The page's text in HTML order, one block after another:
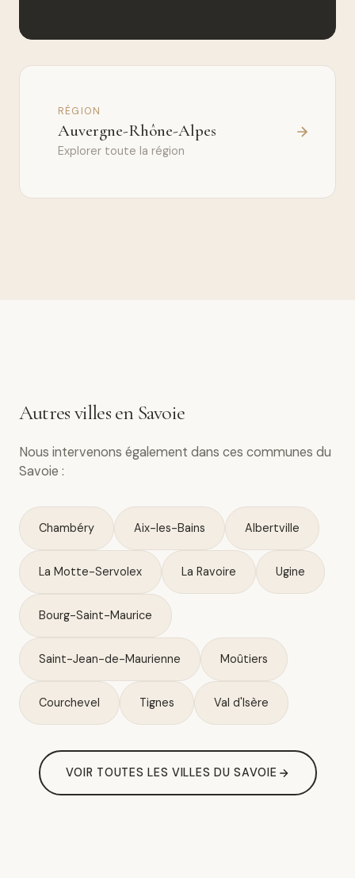
RÉGION
Auvergne-Rhône-Alpes
Explorer toute la région
Autres villes en Savoie
Nous intervenons également dans ces communes du
Savoie :
Chambéry Aix-les-Bains Albertville
La Motte-Servolex La Ravoire Ugine
Bourg-Saint-Maurice
Saint-Jean-de-Maurienne Moûtiers
Courchevel Tignes Val d'Isère
VOIR TOUTES LES VILLES DU SAVOIE